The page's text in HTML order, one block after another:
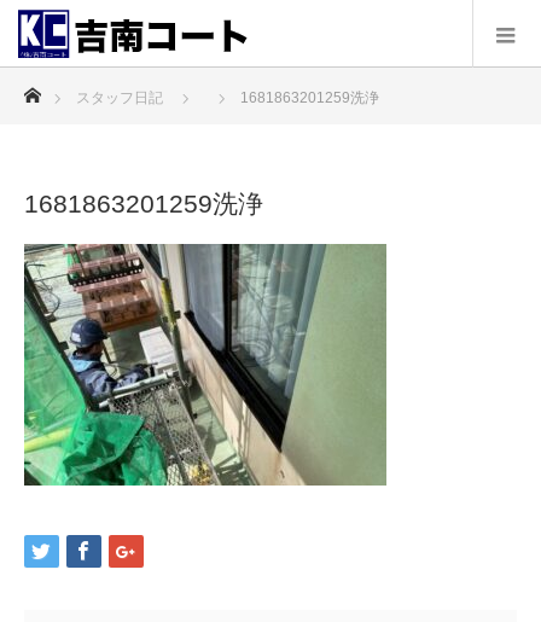
スタッフ日記 1681863201259洗浄
1681863201259洗浄